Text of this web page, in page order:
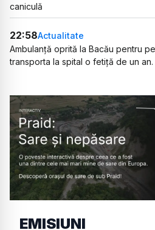
caniculă
22:58Actualitate
Ambulanță oprită la Bacău pentru
transporta la spital o fetiță de un
EMISIUNI